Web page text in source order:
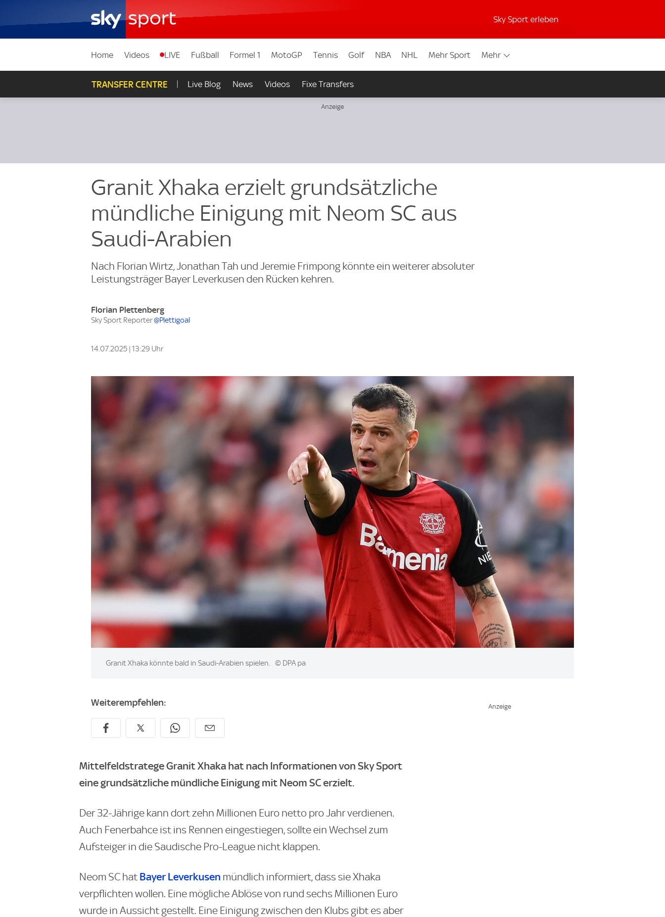
Sky Sport erleben
Home Videos LIVE Fußball Formel 1 MotoGP Tennis Golf NBA NHL Mehr Sport Mehr
TRANSFER CENTRE Live Blog News Videos Fixe Transfers
Granit Xhaka erzielt grundsätzliche
mündliche Einigung mit Neom SC aus
Saudi-Arabien
Nach Florian Wirtz, Jonathan Tah und Jeremie Frimpong könnte ein weiterer absoluter
Leistungsträger Bayer Leverkusen den Rücken kehren.
Florian Plettenberg
Sky Sport Reporter@Plettigoal
14.07.2025 | 13:29 Uhr
Image:
Granit Xhaka könnte bald in Saudi-Arabien spielen. © DPA pa
Weiterempfehlen:
Mittelfeldstratege Granit Xhaka hat nach Informationen von Sky Sport
eine grundsätzliche mündliche Einigung mit Neom SC erzielt.
Der 32-Jährige kann dort zehn Millionen Euro netto pro Jahr verdienen.
Auch Fenerbahce ist ins Rennen eingestiegen, sollte ein Wechsel zum
Aufsteiger in die Saudische Pro-League nicht klappen.
Neom SC hat Bayer Leverkusen mündlich informiert, dass sie Xhaka
verpflichten wollen. Eine mögliche Ablöse von rund sechs Millionen Euro
wurde in Aussicht gestellt. Eine Einigung zwischen den Klubs gibt es aber